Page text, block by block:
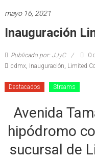
y
y
entretenimiento
para
mayo 16, 2021
Inauguración
Publicado por: JJyC
0
cdmx, Inauguración, Limited
Destacados Streams
Avenida
hipódromo
sucursal de